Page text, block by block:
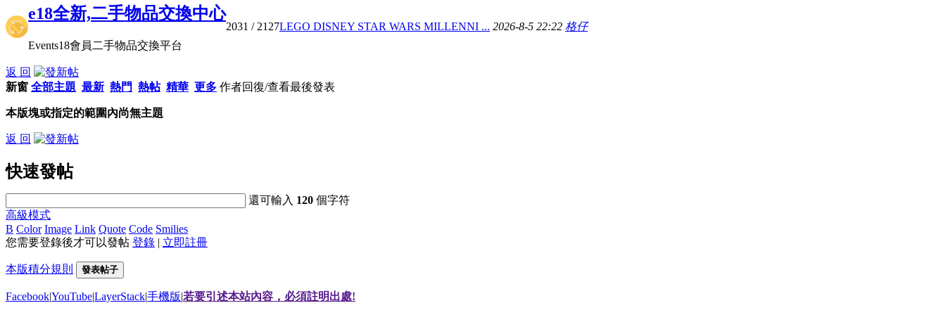
e18全新,二手物品交換中心
Events18會員二手物品交換平台
2031 / 2127LEGO DISNEY STAR WARS MILLENNI ... 2026-8-5 22:22 格仔
返 回
新窗 全部主題 最新 熱門 熱帖 精華 更多 作者回復/查看最後發表
本版塊或指定的範圍內尚無主題
返 回
快速發帖
還可輸入 120 個字符
高級模式
B Color Image Link Quote Code Smilies
您需要登錄後才可以發帖 登錄 | 立即註冊
本版積分規則 發表帖子
Facebook|YouTube|LayerStack|手機版|若要引述本站內容，必須註明出處!